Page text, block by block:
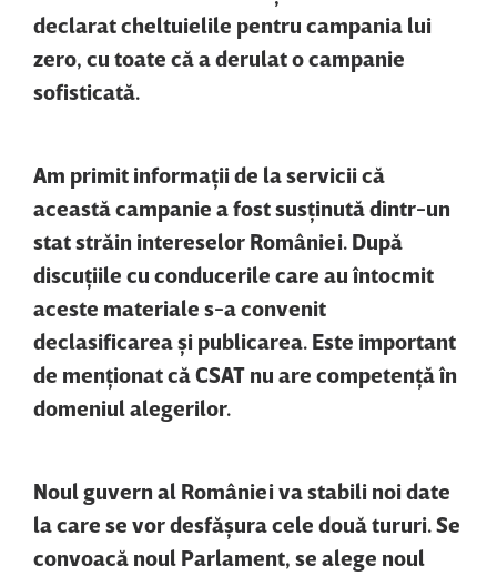
declarat cheltuielile pentru campania lui
zero, cu toate că a derulat o campanie
sofisticată.
Am primit informaţii de la servicii că
această campanie a fost susţinută dintr-un
stat străin intereselor României. După
discuţiile cu conducerile care au întocmit
aceste materiale s-a convenit
declasificarea şi publicarea. Este important
de menţionat că CSAT nu are competenţă în
domeniul alegerilor.
Noul guvern al României va stabili noi date
la care se vor desfăşura cele două tururi. Se
convoacă noul Parlament, se alege noul